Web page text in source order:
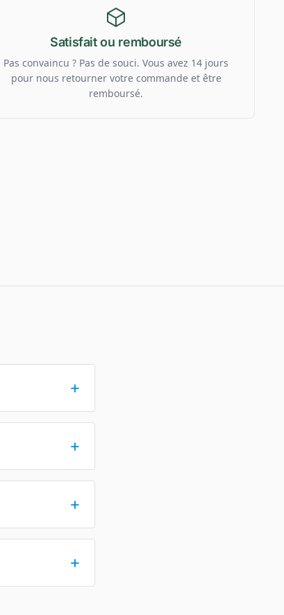
Satisfait ou remboursé
Pas convaincu ? Pas de souci. Vous avez 14 jours
pour nous retourner votre commande et être
remboursé.